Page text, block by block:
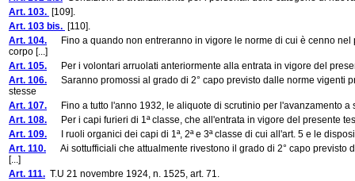
Art. 103. [109].
Art. 103 bis. [110].
Art. 104. Fino a quando non entreranno in vigore le norme di cui è cenno nel
corpo [...]
Art. 105. Per i volontari arruolati anteriormente alla entrata in vigore del
Art. 106. Saranno promossi al grado di 2° capo previsto dalle norme vigenti
stesse
Art. 107. Fino a tutto l'anno 1932, le aliquote di scrutinio per l'avanzamento a
Art. 108. Per i capi furieri di 1ª classe, che all'entrata in vigore del presente
Art. 109. I ruoli organici dei capi di 1ª, 2ª e 3ª classe di cui all'art. 5 e le
Art. 110. Ai sottufficiali che attualmente rivestono il grado di 2° capo previsto
[...]
Art. 111. T.U 21 novembre 1924, n. 1525, art. 71.